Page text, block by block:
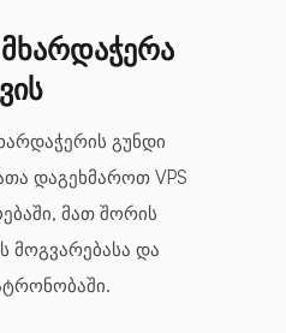
გუნდი
დაგეხმაროთ VPS
მათ შორის
მოგვარებასა და